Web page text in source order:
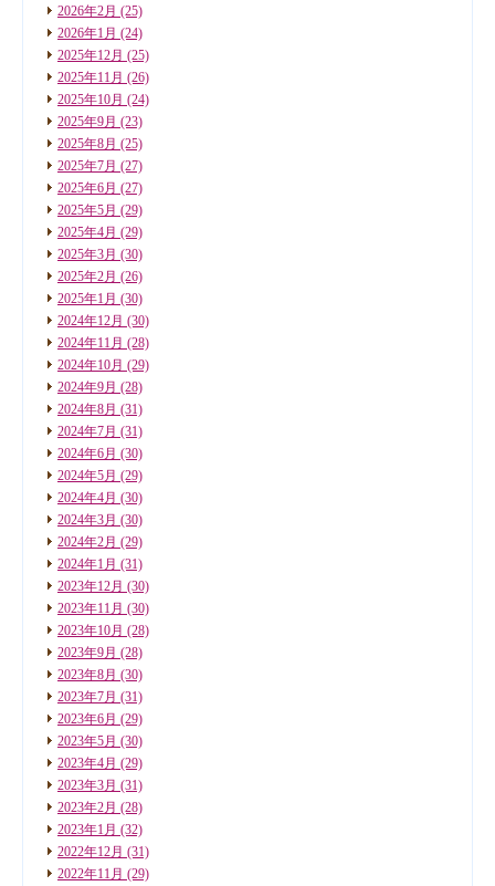
2026年2月 (25)
2026年1月 (24)
2025年12月 (25)
2025年11月 (26)
2025年10月 (24)
2025年9月 (23)
2025年8月 (25)
2025年7月 (27)
2025年6月 (27)
2025年5月 (29)
2025年4月 (29)
2025年3月 (30)
2025年2月 (26)
2025年1月 (30)
2024年12月 (30)
2024年11月 (28)
2024年10月 (29)
2024年9月 (28)
2024年8月 (31)
2024年7月 (31)
2024年6月 (30)
2024年5月 (29)
2024年4月 (30)
2024年3月 (30)
2024年2月 (29)
2024年1月 (31)
2023年12月 (30)
2023年11月 (30)
2023年10月 (28)
2023年9月 (28)
2023年8月 (30)
2023年7月 (31)
2023年6月 (29)
2023年5月 (30)
2023年4月 (29)
2023年3月 (31)
2023年2月 (28)
2023年1月 (32)
2022年12月 (31)
2022年11月 (29)